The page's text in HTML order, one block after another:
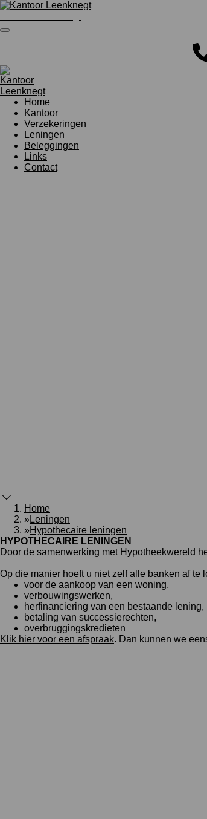
Ga
direct
naar
Kantoor Leenknegt
Home
Kantoor
Verzekeringen
Leningen
Beleggingen
Links
Contact
Home
»Leningen
»Hypothecaire leningen
HYPOTHECAIRE LENINGEN
Door de samenwerking met Hypotheekwereld
Op die manier hoeft u niet zelf alle banken af
voor de aankoop van een woning,
verbouwingswerken,
herfinanciering van een bestaande lening,
betaling van successierechten,
overbruggingskredieten
Klik hier voor een afspraak. Dan kunnen we